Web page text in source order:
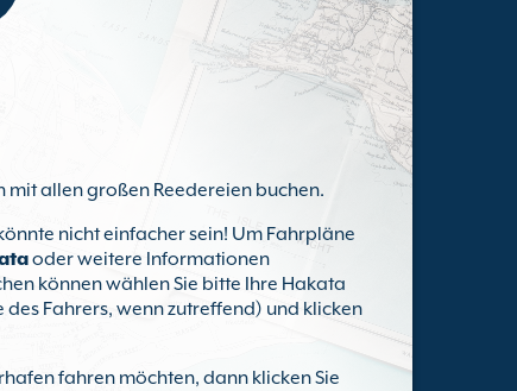
mit allen großen Reedereien buchen.
nicht einfacher sein! Um Fahrpläne
oder weitere Informationen
können wählen Sie bitte Ihre Hakata
Fahrers, wenn zutreffend) und klicken
fahren möchten, dann klicken Sie